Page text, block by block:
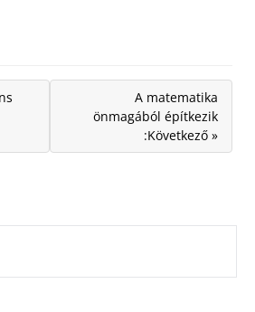
A matematika
önmagából építkezik
:Következő »